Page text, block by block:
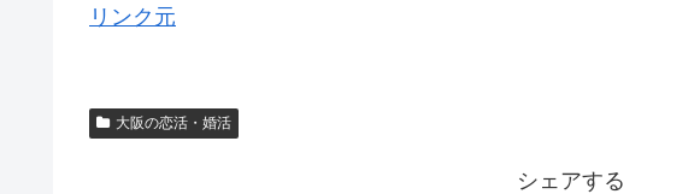
リンク元
大阪の恋活・婚活
シェアする